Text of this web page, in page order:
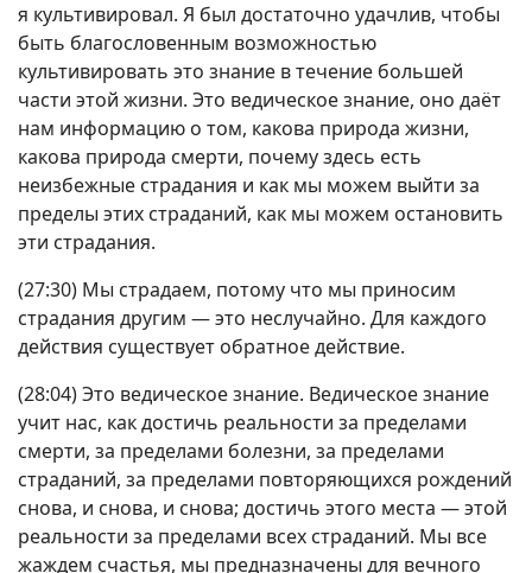
я культивировал. Я был достаточно удачлив, чтобы
быть благословенным возможностью
культивировать это знание в течение большей
части этой жизни. Это ведическое знание, оно даёт
нам информацию о том, какова природа жизни,
какова природа смерти, почему здесь есть
неизбежные страдания и как мы можем выйти за
пределы этих страданий, как мы можем остановить
эти страдания.
(27:30) Мы страдаем, потому что мы приносим
страдания другим — это неслучайно. Для каждого
действия существует обратное действие.
(28:04) Это ведическое знание. Ведическое знание
учит нас, как достичь реальности за пределами
смерти, за пределами болезни, за пределами
страданий, за пределами повторяющихся рождений
снова, и снова, и снова; достичь этого места — этой
реальности за пределами всех страданий. Мы все
жаждем счастья, мы предназначены для вечного